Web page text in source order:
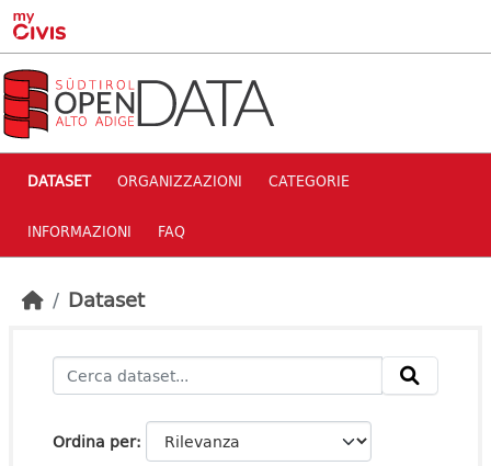
Skip to main content
DATASET ORGANIZZAZIONI CATEGORIE
INFORMAZIONI FAQ
Dataset
Ordina per